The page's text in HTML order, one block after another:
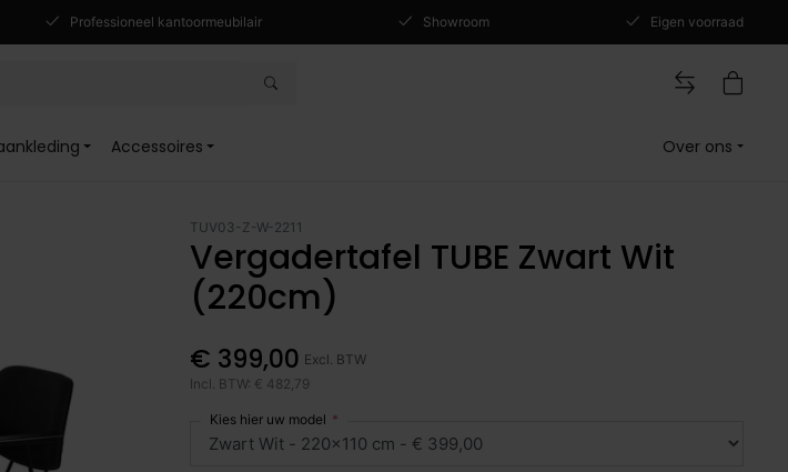
Professioneel kantoormeubilair Showroom Eigen voorraad
Accessoires Over ons
TUV03-Z-W-2211
Vergadertafel TUBE Zwart Wit
(220cm)
€ 399,00 Excl. BTW
Incl. BTW: € 482,79
Kies hier uw model